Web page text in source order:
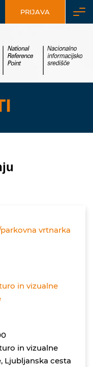
PRIJAVA
vrtnarka
in vizualne
in vizualne
Ljubljanska cesta